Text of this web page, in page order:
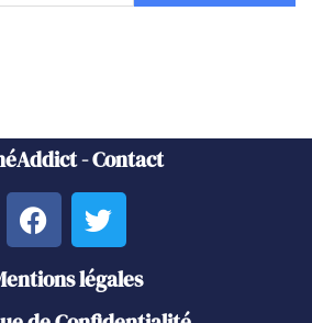
- Contact
légales